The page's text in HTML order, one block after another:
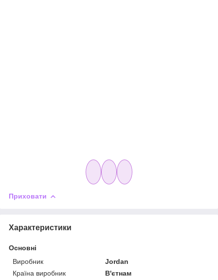
Приховати
Характеристики
Основні
Виробник
Jordan
Країна виробник
В'єтнам